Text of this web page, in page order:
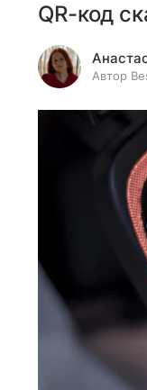
QR-код
Автор